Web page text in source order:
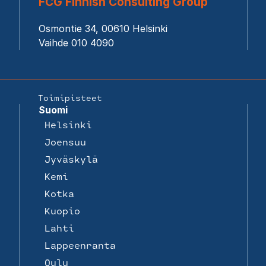
Osmontie 34, 00610 Helsinki
Vaihde 010 4090
Toimipisteet
Suomi
Helsinki
Joensuu
Jyväskylä
Kemi
Kotka
Kuopio
Lahti
Lappeenranta
Oulu